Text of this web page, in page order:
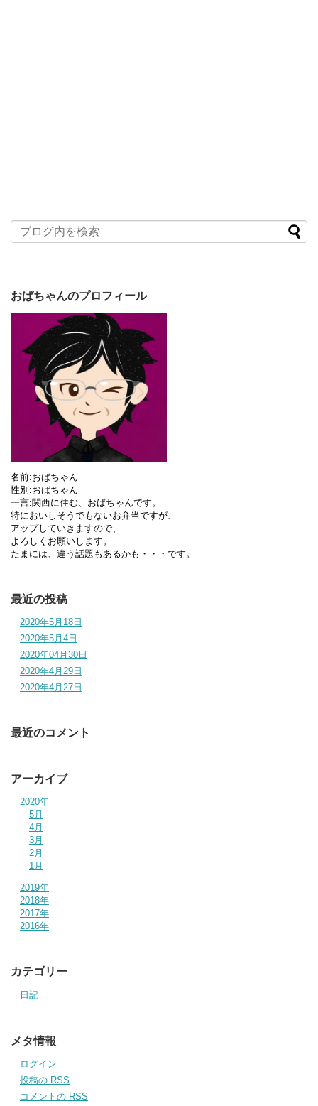
おばちゃんのプロフィール
名前:おばちゃん
性別:おばちゃん
一言:関西に住む、おばちゃんです。
特においしそうでもないお弁当ですが、
アップしていきますので、
よろしくお願いします。
たまには、違う話題もあるかも・・・です。
最近の投稿
2020年5月18日
2020年5月4日
2020年04月30日
2020年4月29日
2020年4月27日
最近のコメント
アーカイブ
2020年
5月
4月
3月
2月
1月
2019年
2018年
2017年
2016年
カテゴリー
日記
メタ情報
ログイン
投稿の RSS
コメントの RSS